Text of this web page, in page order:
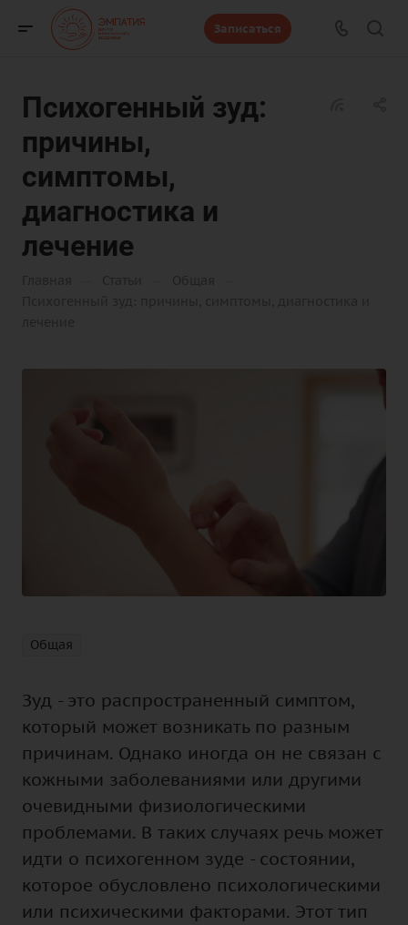
Записаться
Психогенный зуд:
причины,
симптомы,
диагностика и
лечение
Общая
Зуд - это распространенный симптом,
который может возникать по разным
причинам. Однако иногда он не связан с
кожными заболеваниями или другими
очевидными физиологическими
проблемами. В таких случаях речь может
идти о психогенном зуде - состоянии,
которое обусловлено психологическими
или психическими факторами. Этот тип